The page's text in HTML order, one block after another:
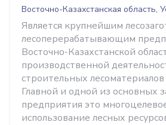
Восточно-Казахстанская область,
Является крупнейшим
лесоперерабатывающим
Восточно-Казахстанской
производственной
строительных
Главной и одной из основных
предприятия это
использование лесных